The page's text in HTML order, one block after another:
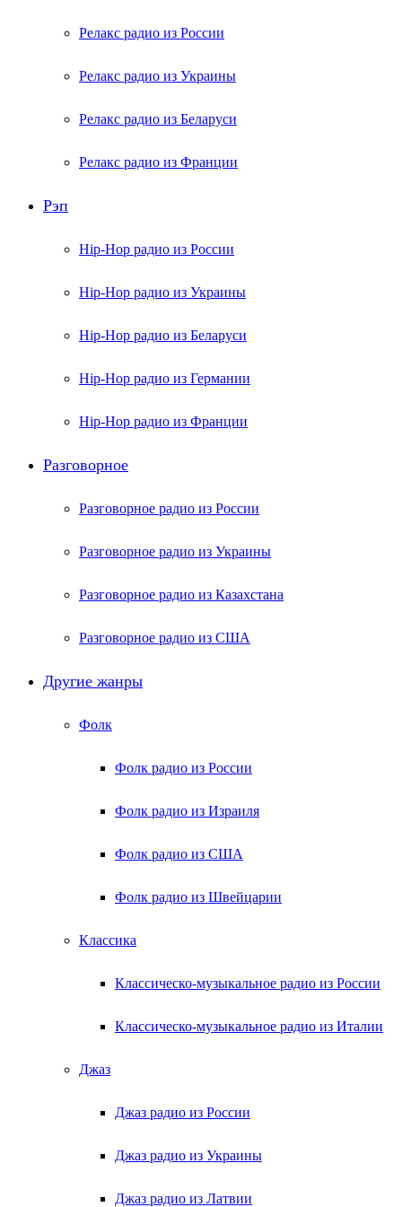
Релакс радио из России
Релакс радио из Украины
Релакс радио из Беларуси
Релакс радио из Франции
Рэп
Hip-Hop радио из России
Hip-Hop радио из Украины
Hip-Hop радио из Беларуси
Hip-Hop радио из Германии
Hip-Hop радио из Франции
Разговорное
Разговорное радио из России
Разговорное радио из Украины
Разговорное радио из Казахстана
Разговорное радио из США
Другие жанры
Фолк
Фолк радио из России
Фолк радио из Израиля
Фолк радио из США
Фолк радио из Швейцарии
Классика
Классическо-музыкальное радио из России
Классическо-музыкальное радио из Италии
Джаз
Джаз радио из России
Джаз радио из Украины
Джаз радио из Латвии